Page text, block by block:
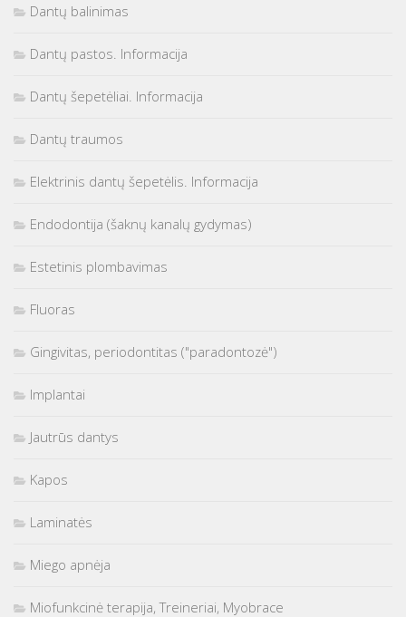
Dantų balinimas
Dantų pastos. Informacija
Dantų šepetėliai. Informacija
Dantų traumos
Elektrinis dantų šepetėlis. Informacija
Endodontija (šaknų kanalų gydymas)
Estetinis plombavimas
Fluoras
Gingivitas, periodontitas ("paradontozė")
Implantai
Jautrūs dantys
Kapos
Laminatės
Miego apnėja
Miofunkcinė terapija, Treineriai, Myobrace